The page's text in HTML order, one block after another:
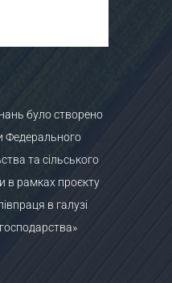
було створено
Федерального
та сільського
в рамках проєкту
в галузі